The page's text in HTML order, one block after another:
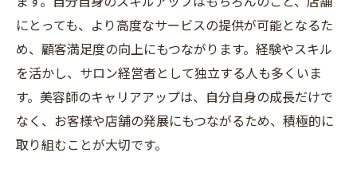
にとっても、より高度なサービスの提供が可能となるた
め、顧客満足度の向上にもつながります。経験やスキル
を活かし、サロン経営者として独立する人も多くいま
す。美容師のキャリアアップは、自分自身の成長だけで
なく、お客様や店舗の発展にもつながるため、積極的に
取り組むことが大切です。